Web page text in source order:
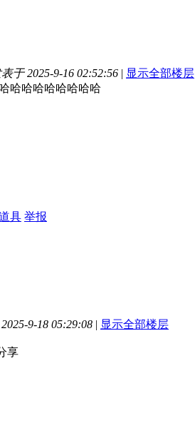
于 2025-9-16 02:52:56 | 显示全部楼层
哈哈哈哈哈哈哈哈
具 举报
9-18 05:29:08 | 显示全部楼层
享